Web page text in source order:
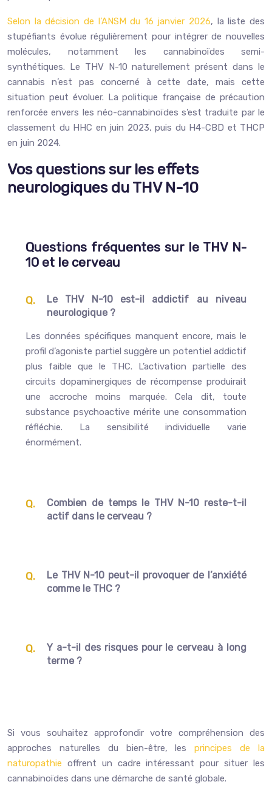
Selon la décision de l’ANSM du 16 janvier 2026, la liste des
stupéfiants évolue régulièrement pour intégrer de nouvelles
molécules, notamment les cannabinoïdes semi-
synthétiques. Le THV N-10 naturellement présent dans le
cannabis n’est pas concerné à cette date, mais cette
situation peut évoluer. La politique française de précaution
renforcée envers les néo-cannabinoïdes s’est traduite par le
classement du HHC en juin 2023, puis du H4-CBD et THCP
en juin 2024.
Vos questions sur les effets
neurologiques du THV N-10
Questions fréquentes sur le THV N-
10 et le cerveau
Le THV N-10 est-il addictif au niveau
neurologique ?
Les données spécifiques manquent encore, mais le
profil d’agoniste partiel suggère un potentiel addictif
plus faible que le THC. L’activation partielle des
circuits dopaminergiques de récompense produirait
une accroche moins marquée. Cela dit, toute
substance psychoactive mérite une consommation
réfléchie. La sensibilité individuelle varie
énormément.
Combien de temps le THV N-10 reste-t-il
actif dans le cerveau ?
Le THV N-10 peut-il provoquer de l’anxiété
comme le THC ?
Y a-t-il des risques pour le cerveau à long
terme ?
Si vous souhaitez approfondir votre compréhension des
approches naturelles du bien-être, lesprincipes de la
naturopathie offrent un cadre intéressant pour situer les
cannabinoïdes dans une démarche de santé globale.